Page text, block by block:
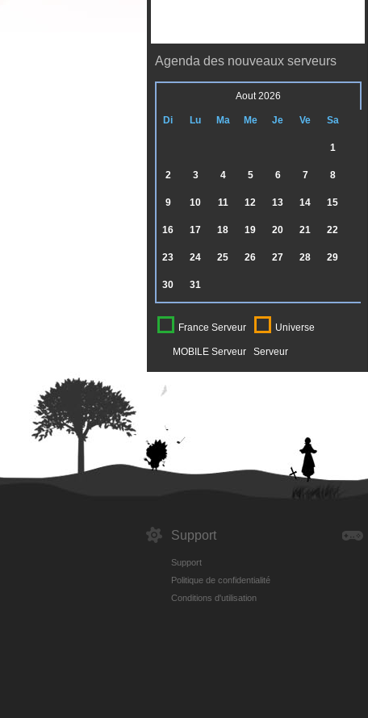
Agenda des nouveaux serveurs
Aout 2026
Di Lu Ma Me Je Ve Sa
1
2 3 4 5 6 7 8
9 10 11 12 13 14 15
16 17 18 19 20 21 22
23 24 25 26 27 28 29
30 31
France Serveur Universe
Serveur
MOBILE Serveur
Support
Support
Politique de confidentialité
Conditions d'utilisation